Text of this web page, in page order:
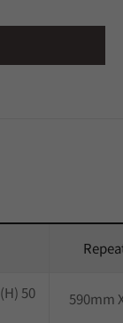
50 590mm